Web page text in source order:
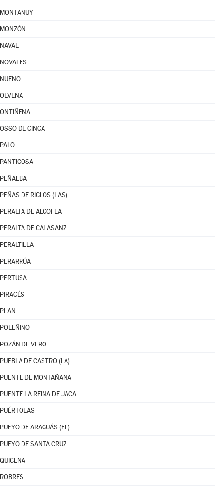
MONTANUY
MONZÓN
NAVAL
NOVALES
NUENO
OLVENA
ONTIÑENA
OSSO DE CINCA
PALO
PANTICOSA
PEÑALBA
PEÑAS DE RIGLOS (LAS)
PERALTA DE ALCOFEA
PERALTA DE CALASANZ
PERALTILLA
PERARRÚA
PERTUSA
PIRACÉS
PLAN
POLEÑINO
POZÁN DE VERO
PUEBLA DE CASTRO (LA)
PUENTE DE MONTAÑANA
PUENTE LA REINA DE JACA
PUÉRTOLAS
PUEYO DE ARAGUÁS (EL)
PUEYO DE SANTA CRUZ
QUICENA
ROBRES